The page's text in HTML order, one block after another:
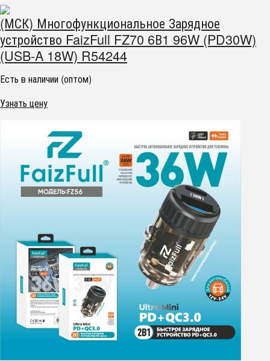
(МСК) Многофункциональное Зарядное
устройство FaizFull FZ70 6В1 96W (PD30W)
(USB-A 18W) R54244
Есть в наличии (оптом)
Узнать цену